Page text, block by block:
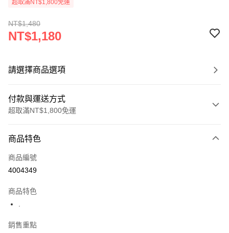
超取滿NT$1,800免運
NT$1,480
NT$1,180
請選擇商品選項
付款與運送方式
超取滿NT$1,800免運
信用卡一次付款
超商取貨付款
街口支付
商品特色
商品編號
4004349
商品特色
銷售重點